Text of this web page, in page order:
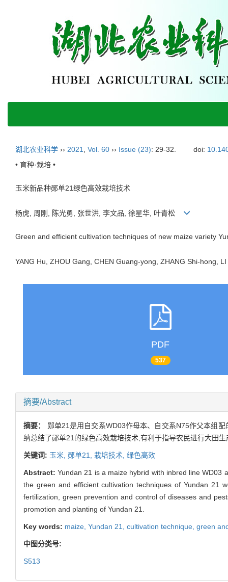
湖北农业科学 ›› 2021 Vol. 60 ›› Issue (23): 29-32. doi:
• 育种·栽培 •
玉米新品种郧单21绿色高效栽培技术
杨虎, 周刚, 陈光勇, 张世洪, 李文品, 徐星华, 叶青松
Green and efficient cultivation techniques of new maize variety
YANG Hu, ZHOU Gang, CHEN Guang-yong, ZHANG Shi-
PDF
537
摘要/Abstract
摘要： 郧单21是用自交系WD03作母本、自交系N75作父本组
纳总结了郧单21的绿色高效栽培技术,有利于指导农民进行大田
关键词: 玉米, 郧单21, 栽培技术, 绿色高效
Abstract:Yundan 21 is a maize hybrid with inbred line
the green and efficient cultivation techniques of Yundan 21
fertilization, green prevention and control of diseases and
promotion and planting of Yundan 21.
Key words: maize, Yundan 21, cultivation technique, green
中图分类号:
S513